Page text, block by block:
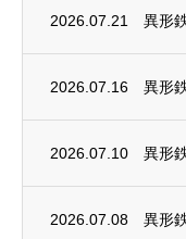
2026.07.21
2026.07.16 異形
2026.07.10 異形
2026.07.08 異形